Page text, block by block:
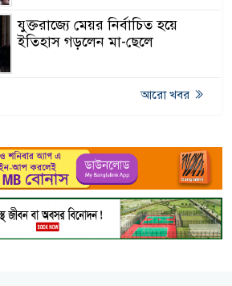
যুক্তরাজ্যে মেয়র নির্বাচিত হয়ে
ইতিহাস গড়লেন মা-ছেলে
আরো খবর